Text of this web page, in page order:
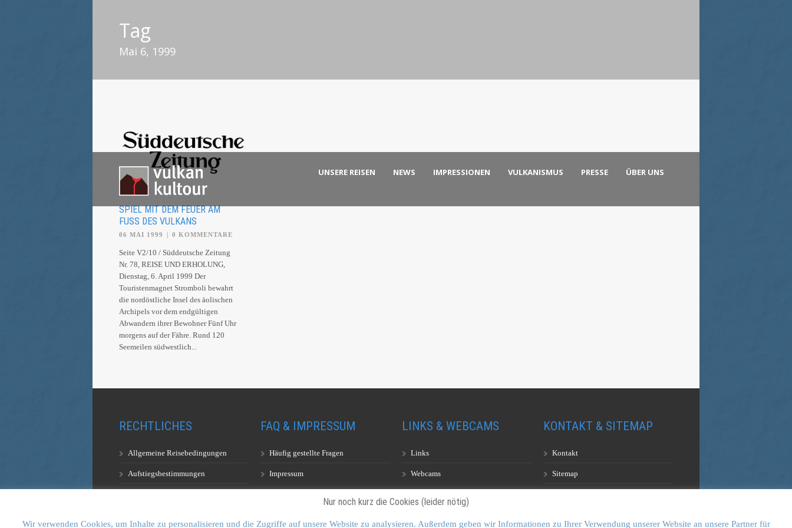
UNSERE REISEN NEWS IMPRESSIONEN VULKANISMUS PRESSE ÜBER UNS
Tag
Mai 6, 1999
SPIEL MIT DEM FEUER AM
FUSS DES VULKANS
06 MAI 1999 | 0 KOMMENTARE
Seite V2/10 / Süddeutsche Zeitung
Nr. 78, REISE UND ERHOLUNG,
Dienstag, 6. April 1999 Der
Touristenmagnet Stromboli bewahrt
die nordöstliche Insel des äolischen
Archipels vor dem endgültigen
Abwandern ihrer Bewohner Fünf Uhr
morgens auf der Fähre. Rund 120
Seemeilen südwestlich...
RECHTLICHES
Allgemeine Reisebedingungen
Aufstiegsbestimmungen
FAQ & IMPRESSUM
Häufig gestellte Fragen
Impressum
LINKS & WEBCAMS
Links
Webcams
KONTAKT & SITEMAP
Kontakt
Sitemap
Nur noch kurz die Cookies (leider nötig)
Wir verwenden Cookies, um Inhalte zu personalisieren und die Zugriffe auf unsere Website zu analysieren. Außerdem geben wir Informationen zu Ihrer Verwendung unserer Website an unsere Partner für